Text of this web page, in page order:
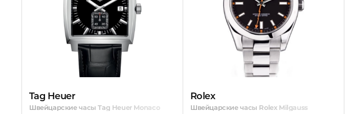
Tag Heuer
Швейцарские часы Tag Heuer Monaco
Rolex
Швейцарские часы Rolex Milgauss